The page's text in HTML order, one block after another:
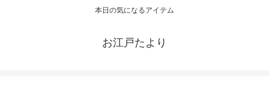
本日の気になるアイテム
お江戸たより